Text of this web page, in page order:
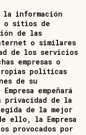
la información
o sitios de
de las
o similares
de los servicios
empresas o
políticas
de su
empeñará
privacidad de la
de la mejor
ello, la Empresa
provocados por